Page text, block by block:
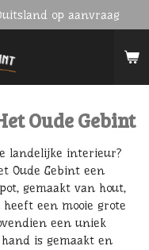
op aanvraag
Oude Gebint
landelijke interieur?
Oude Gebint een
gemaakt van hout,
een mooie grote
een uniek
is gemaakt en